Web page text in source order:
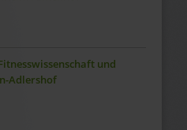
und
Adlershof